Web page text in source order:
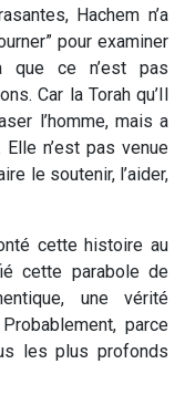
Hachem n’a
pour examiner
ce n’est pas
Car la Torah qu’Il
l’homme, mais a
n’est pas venue
le soutenir, l’aider,
cette histoire au
cette parabole de
une vérité
parce
les plus profonds